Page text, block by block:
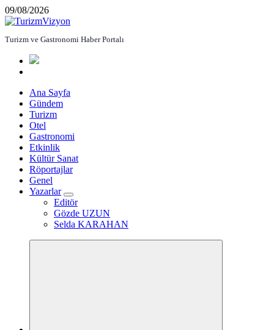
İçeriğe
atla
09/08/2026
Turizm ve Gastronomi Haber Portalı
Ana Sayfa
Gündem
Turizm
Otel
Gastronomi
Etkinlik
Kültür Sanat
Röportajlar
Genel
Yazarlar
Editör
Gözde UZUN
Selda KARAHAN